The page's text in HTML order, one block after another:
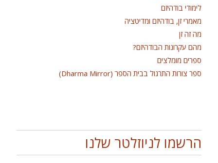
לימודי בודהיזם
מאמרי זן, בודהיזם ומדיטציה
מה זה זן
מהם עקרונות הבודהיזם?
ספרים מומלצים
ספר צורות התרגול בבית הספר (Dharma Mirror)
הרשמו לניוזלטר שלנו